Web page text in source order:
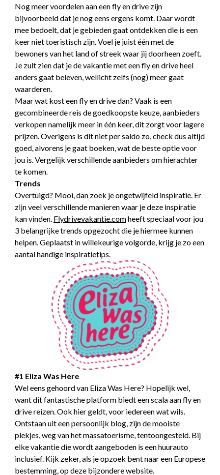
Nog meer voordelen aan een fly en drive zijn
bijvoorbeeld dat je nog eens ergens komt. Daar wordt
mee bedoelt, dat je gebieden gaat ontdekken die is een
keer niet toeristisch zijn. Voel je juist één met de
bewoners van het land of streek waar jij doorheen zoeft.
Je zult zien dat je de vakantie met een fly en drive heel
anders gaat beleven, wellicht zelfs (nog) meer gaat
waarderen.
Maar wat kost een fly en drive dan? Vaak is een
gecombineerde reis de goedkoopste keuze, aanbieders
verkopen namelijk meer in één keer, dit zorgt voor lagere
prijzen. Overigens is dit niet per saldo zo, check dus altijd
goed, alvorens je gaat boeken, wat de beste optie voor
jou is. Vergelijk verschillende aanbieders om hierachter
te komen.
Trends
Overtuigd? Mooi, dan zoek je ongetwijfeld inspiratie. Er
zijn veel verschillende manieren waar je deze inspiratie
kan vinden. Flydrivevakantie.comheeft speciaal voor jou
3 belangrijke trends opgezocht die je hiermee kunnen
helpen. Geplaatst in willekeurige volgorde, krijg je zo een
aantal handige inspiratietips.
#1 Eliza Was Here
Wel eens gehoord van Eliza Was Here? Hopelijk wel,
want dit fantastische platform biedt een scala aan fly en
drive reizen. Ook hier geldt, voor iedereen wat wils.
Ontstaan uit een persoonlijk blog, zijn de mooiste
plekjes, weg van het massatoerisme, tentoongesteld. Bij
elke vakantie die wordt aangeboden is een huurauto
inclusief. Kijk zeker, als je opzoek bent naar een Europese
bestemming, op deze bijzondere website.